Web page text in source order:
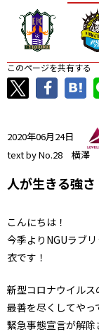
このページを共有する
2020年06月24日
text by No.28 横澤
人が生きる強さ
こんにちは！
今季よりNGUラブ
衣です！
新型コロナウイルス
最善を尽くしてやっ
緊急事態宣言が解除